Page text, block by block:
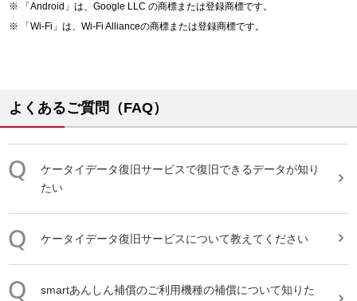
「Android」は、Google LLC の商標または登録商標です。
「Wi-Fi」は、Wi-Fi Allianceの商標または登録商標です。
よくあるご質問（FAQ）
ケータイデータ復旧サービスで復旧できるデータが知り
たい
ケータイデータ復旧サービスについて教えてください
smartあんしん補償のご利用機種の補償について知りた